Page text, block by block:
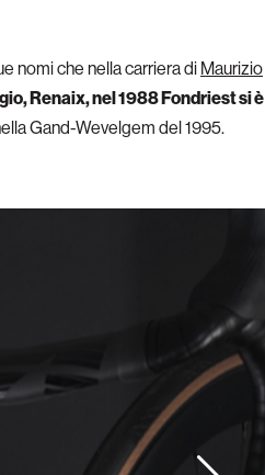
nomi che nella carriera di Maurizio
Renaix, nel 1988 Fondriest si è
Gand-Wevelgem del 1995.